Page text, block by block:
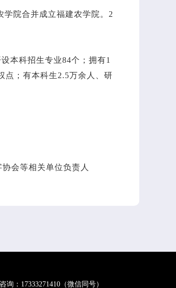
学院合并成立福建农学院。2
本科招生专业84个；拥有1
点；有本科生2.5万余人、研
会等相关单位负责人
询：17333271410（微信同号）